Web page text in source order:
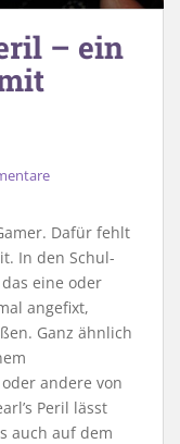
– ein
Dafür fehlt
In den Schul-
eine oder
angefixt,
Ganz ähnlich
andere von
Peril lässt
auch auf dem